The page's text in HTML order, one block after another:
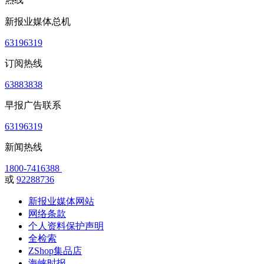
新报业媒体总机
63196319
订阅热线
63883838
早报广告联系
63196319
新闻热线
1800-7416388
或 92288736
新报业媒体网站
网络条款
个人资料保护声明
全检索
ZShop集品店